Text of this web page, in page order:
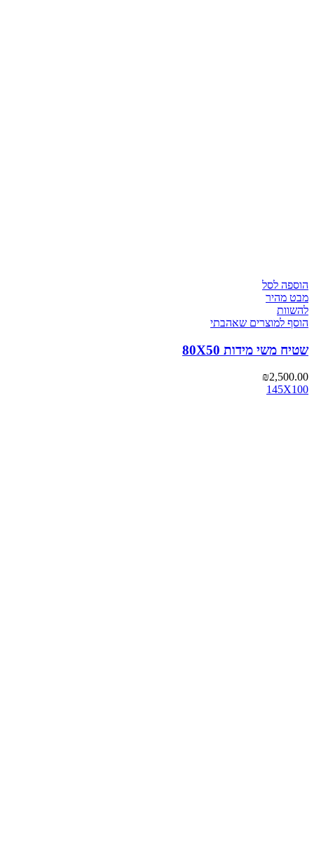
הוספה לסל
מבט מהיר
להשוות
הוסף למוצרים שאהבתי
שטיח משי מידות 80X50
₪2,500.00
145X100